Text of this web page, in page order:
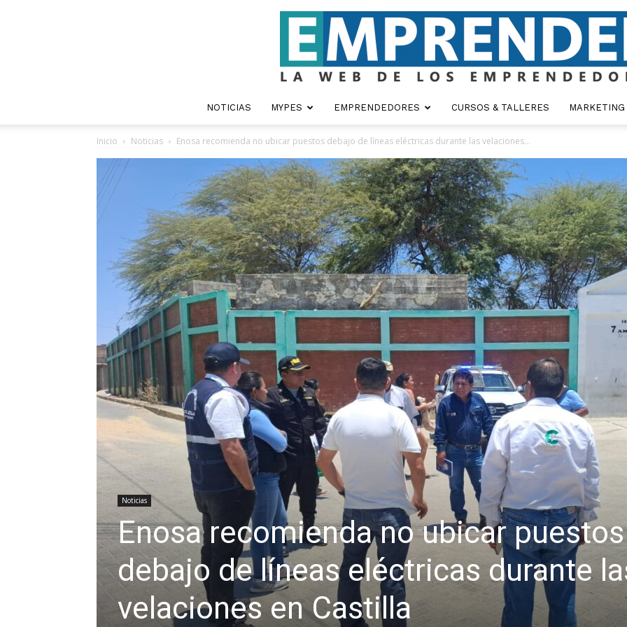
NOTICIAS MYPES EMPRENDEDORES CURSOS & TALLERES MARKETING
Inicio Noticias Enosa recomienda no ubicar puestos debajo de líneas eléctricas durante las velaciones...
Noticias
Enosa recomienda no ubicar puestos
debajo de líneas eléctricas durante
velaciones en Castilla